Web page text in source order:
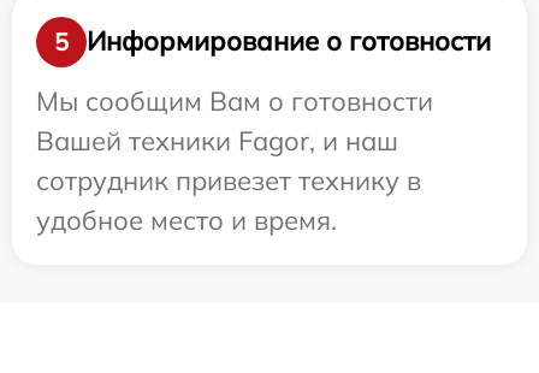
5
Информирование о готовности
Мы сообщим Вам о готовности
Вашей техники Fagor, и наш
сотрудник привезет технику в
удобное место и время.